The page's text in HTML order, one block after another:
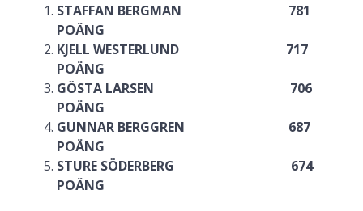
STAFFAN BERGMAN 781
POÄNG
KJELL WESTERLUND 717
POÄNG
GÖSTA LARSEN 706
POÄNG
GUNNAR BERGGREN 687
POÄNG
STURE SÖDERBERG 674
POÄNG